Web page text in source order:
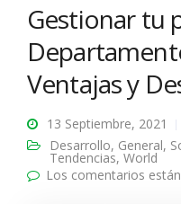
Gestionar tu
Ventajas y
13 Septiembre, 2021
Desarrollo, General,
Tendencias, World
Los comentarios